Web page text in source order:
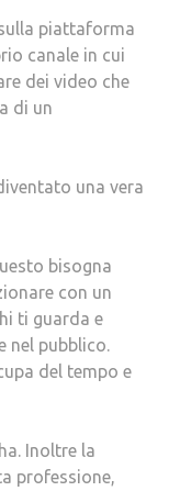
piattaforma
canale in cui
dei video che
di un
una vera
bisogna
con un
ti guarda e
nel pubblico.
del tempo e
Inoltre la
professione,